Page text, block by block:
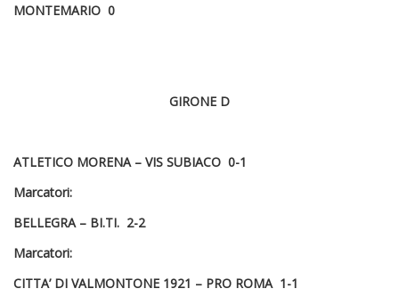
MONTEMARIO 0
GIRONE D
ATLETICO MORENA – VIS SUBIACO 0-1
Marcatori:
BELLEGRA – BI.TI. 2-2
Marcatori:
CITTA’ DI VALMONTONE 1921 – PRO ROMA 1-1